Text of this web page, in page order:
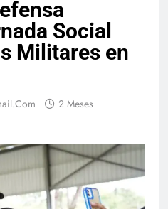
Social
Militares en
2 Meses